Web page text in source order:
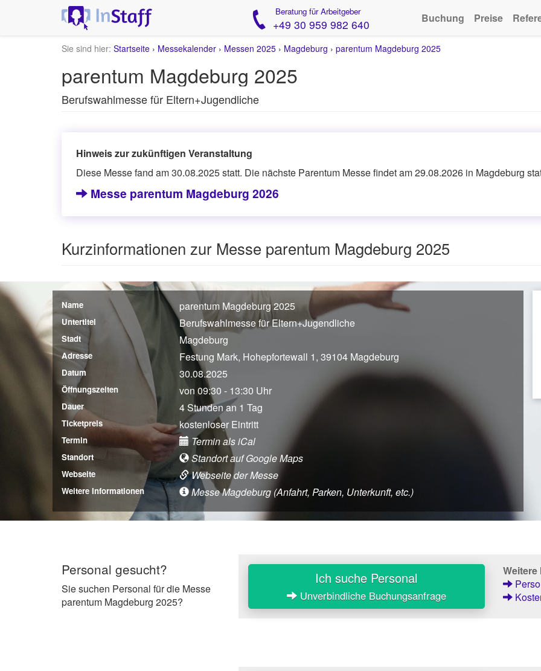
Beratung für Arbeitgeber
+49 30 959 982 640 Buchung Preise
Sie sind hier: Startseite › Messekalender › Messen 2025 › Magdeburg › parentum Magdeburg 2025
parentum Magdeburg 2025
Berufswahlmesse für Eltern+Jugendliche
Hinweis zur zukünftigen Veranstaltung
Diese Messe fand am 30.08.2025 statt. Die nächste Parentum Messe findet am 29.08.2026 in Magdeburg
Messe parentum Magdeburg 2026
Kurzinformationen zur Messe parentum Magdeburg 2025
Name parentum Magdeburg 2025
Untertitel Berufswahlmesse für Eltern+Jugendliche
Stadt Magdeburg
Adresse Festung Mark, Hohepfortewall 1, 39104 Magdeburg
Datum 30.08.2025
Öffnungszeiten von 09:30 - 13:30 Uhr
Dauer 4 Stunden an 1 Tag
Ticketpreis kostenloser Eintritt
Termin Termin als iCal
Standort Standort auf Google Maps
Webseite Webseite der Messe
Weitere Informationen Messe Magdeburg (Anfahrt, Parken, Unterkunft, etc.)
Personal gesucht?
Sie suchen Personal für die Messe
parentum Magdeburg 2025?
Ich suche Personal
Unverbindliche Buchungsanfrage